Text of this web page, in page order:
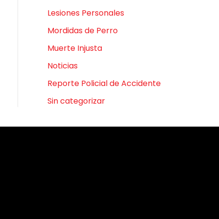
Lesiones Personales
Mordidas de Perro
Muerte Injusta
Noticias
Reporte Policial de Accidente
Sin categorizar